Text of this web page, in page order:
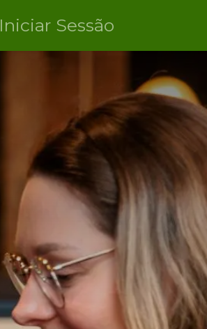
Iniciar Sessão